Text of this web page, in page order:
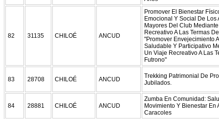
82 31135 CHILOÉ ANCUD
Promover El Bienestar
Emocional Y Social De Los
Mayores Del Club
Recreativo A Las Termas
"Promover Envejecimiento
Saludable Y Participativo
Un Viaje Recreativo A Las
Futrono"
83 28708 CHILOÉ ANCUD
Trekking Patrimonial De
Jubilados.
84 28881 CHILOÉ ANCUD
Zumba En Comunidad:
Movimiento Y Bienestar En
Caracoles